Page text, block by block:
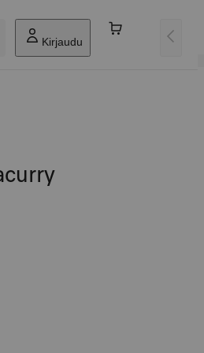
Kirjaudu